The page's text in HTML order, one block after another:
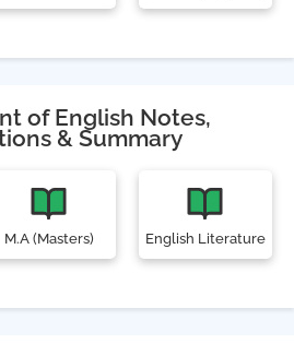
of English Notes,
& Summary
M.A (Masters) English Literature